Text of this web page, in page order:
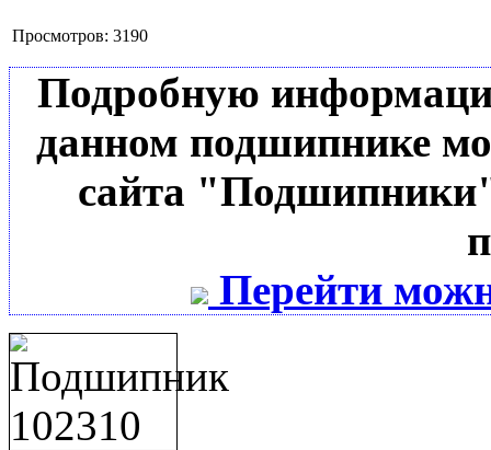
Просмотров: 3190
Подробную
данном подшипнике
сайта
Перейти